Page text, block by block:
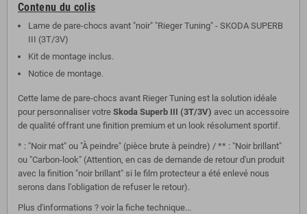
Contenu du colis
Lame de pare-chocs avant "noir" "Rieger Tuning" - SKODA SUPERB
III (3T/3V)
Kit de montage inclus.
Notice de montage.
Cette lame de pare-chocs avant Rieger Tuning est la solution idéale
pour personnaliser votre Skoda Superb III (3T/3V) avec un accessoire
de qualité offrant une finition premium et un look résolument sportif.
* : "Noir mat" ou "À peindre" (pièce brute à peindre) / ** : "Noir brillant"
ou "Carbon-look" (Attention, en cas de demande de retour d'un produit
avec la finition "noir brillant" si le film protecteur a été enlevé nous
serons dans l'obligation de refuser le retour).
Plus d'informations ? voir la fiche technique...